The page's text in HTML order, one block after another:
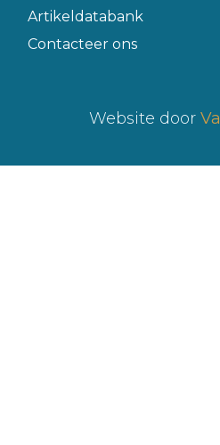
Artikeldatabank
Contacteer ons
Website door